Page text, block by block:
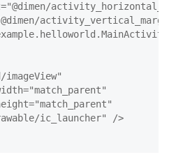
imageView"
ic_launcher" />